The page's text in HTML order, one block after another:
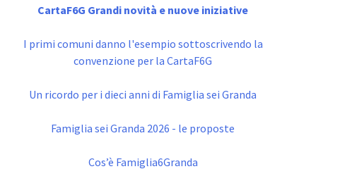
CartaF6G Grandi novità e nuove iniziative
I primi comuni danno l'esempio sottoscrivendo la
convenzione per la CartaF6G
Un ricordo per i dieci anni di Famiglia sei Granda
Famiglia sei Granda 2026 - le proposte
Cos’è Famiglia6Granda